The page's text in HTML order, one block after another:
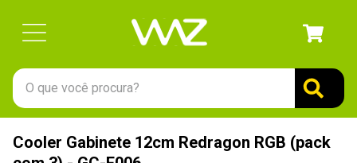
O que você procura?
Cooler Gabinete 12cm Redragon RGB (pack
1º
gabinete